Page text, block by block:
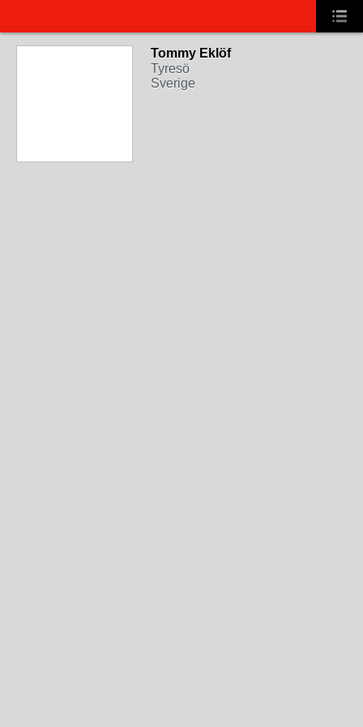
Tommy Eklöf
Tyresö
Sverige